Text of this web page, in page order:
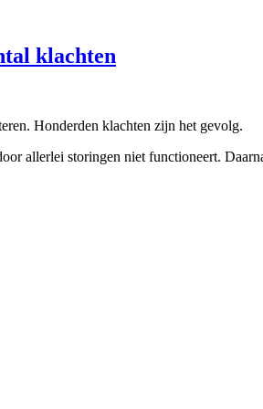
klachten
Honderden klachten zijn het gevolg.
allerlei storingen niet functioneert.